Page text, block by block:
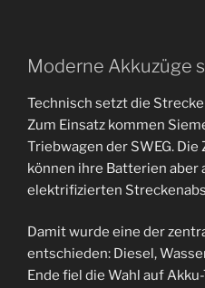
Moderne Akkuzüge
Technisch setzt die
Zum Einsatz kommen
Triebwagen der SWEG.
können ihre Batterien aber
elektrifizierten
Damit wurde eine der
entschieden: Diesel,
Ende fiel die Wahl auf